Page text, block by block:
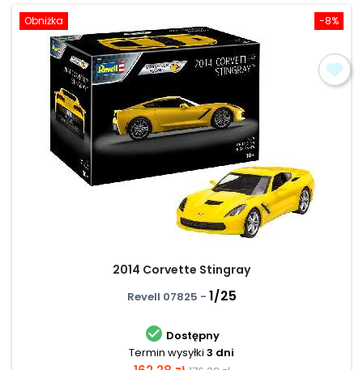
-8%
Obniżka
2014 Corvette Stingray
Revell 07825 - 1/25
 Dostępny
Termin wysyłki 3 dni